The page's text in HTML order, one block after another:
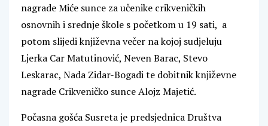
nagrade Miće sunce za učenike crikveničkih
osnovnih i srednje škole s početkom u 19 sati, a
potom slijedi književna večer na kojoj sudjeluju
Ljerka Car Matutinović, Neven Barac, Stevo
Leskarac, Nada Zidar-Bogadi te dobitnik književne
nagrade Crikveničko sunce Alojz Majetić.
Počasna gošća Susreta je predsjednica Društva